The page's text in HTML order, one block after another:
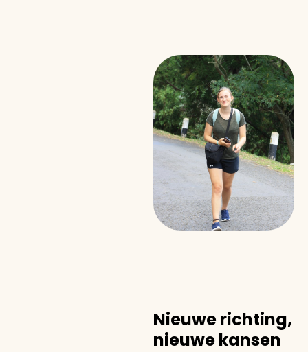
Nieuwe richting,
nieuwe kansen